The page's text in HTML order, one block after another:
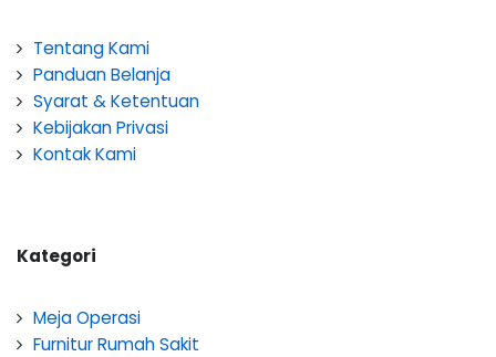
Tentang Kami
Panduan Belanja
Syarat & Ketentuan
Kebijakan Privasi
Kontak Kami
Kategori
Meja Operasi
Furnitur Rumah Sakit